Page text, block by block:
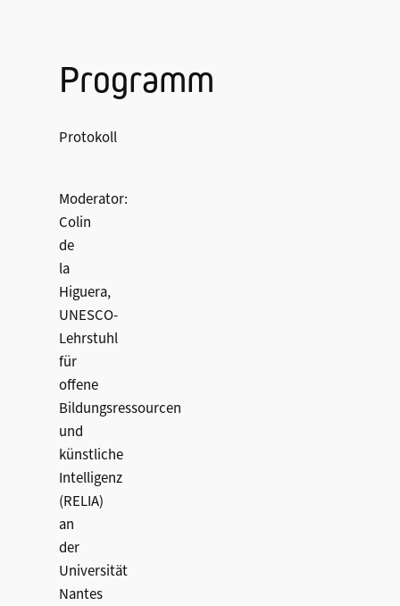
Programm
Protokoll
Moderator:
Colin
de
la
Higuera,
UNESCO-
Lehrstuhl
für
offene
Bildungsressourcen
und
künstliche
Intelligenz
(RELIA)
an
der
Universität
Nantes